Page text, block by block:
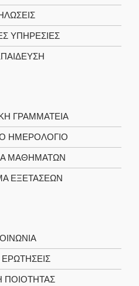
ΥΠΗΡΕΣΊΕΣ
ΓΡΑΜΜΑΤΕΊΑ
ΗΜΕΡΟΛΌΓΙΟ
ΜΑΘΗΜΆΤΩΝ
ΕΞΕΤΆΣΕΩΝ
ΠΟΙΌΤΗΤΑΣ